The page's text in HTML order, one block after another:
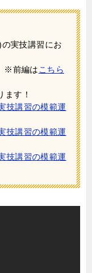
実技講習にお
※前編は こちら
ます！
技講習の模範運
技講習の模範運
技講習の模範運